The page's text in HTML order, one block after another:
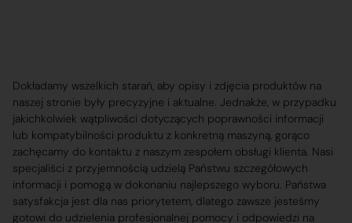
Dokładamy wszelkich starań, aby opisy i zdjęcia produktów na
naszej stronie były precyzyjne i aktualne. Jednakże, w przypadku
jakichkolwiek wątpliwości dotyczących poprawności informacji
lub kompatybilności produktu z konkretną maszyną, gorąco
zachęcamy do kontaktu z naszym zespołem obsługi klienta. Nasi
specjaliści z przyjemnością udzielą Państwu szczegółowych
informacji i pomogą w dokonaniu najlepszego wyboru. Państwa
satysfakcja jest dla nas priorytetem, dlatego zawsze jesteśmy
gotowi do udzielenia profesjonalnej pomocy i odpowiedzi na